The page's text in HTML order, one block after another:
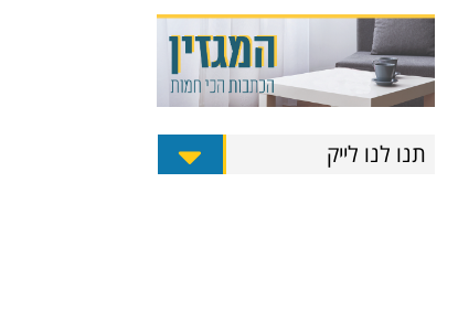
תנו לנו לייק